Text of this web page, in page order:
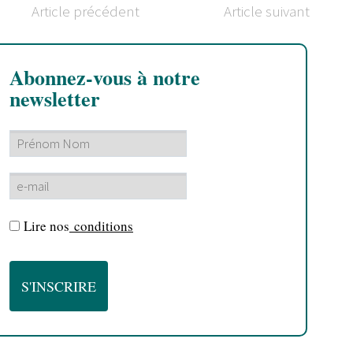
Article précédent Article suivant
Abonnez-vous à notre
newsletter
Lire nos conditions